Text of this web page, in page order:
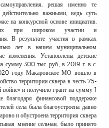
решая именно те
важными, ведь суть
на конкурсной основе инициатив,
при широком участии и
В результате участия в рамках
лет в нашем муниципальном
изменения. Установлены детские
сумму 300 тыс. руб., в 2019 г. в с.
году Макаровское МО вошло в
территории сквера в честь 75-
и получило грант на сумму 1
финансовой поддержке
села была благоустроена давно
и обустроена территория сквера
мнение сельчан, было принято